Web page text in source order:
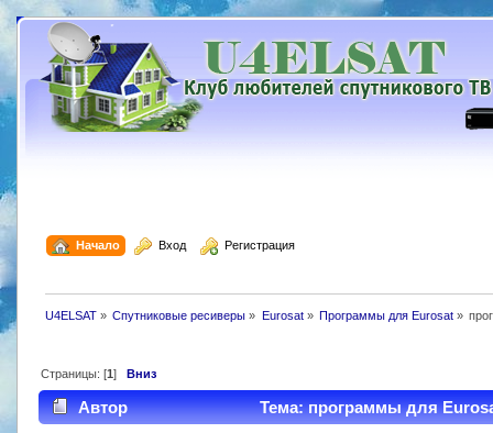
Начало Вход Регистрация
U4ELSAT» Cпутниковые ресиверы » Eurosat» Программы для Eurosat»
Страницы: [1] Вниз
Автор Тема: программы для